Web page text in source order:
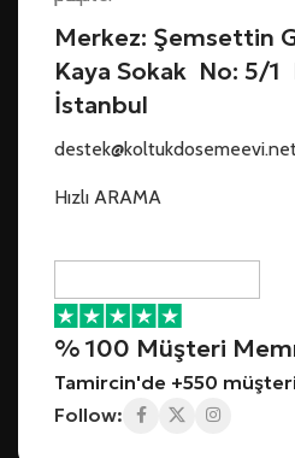
Merkez: Şemsettin
Kaya Sokak No: 5/1
İstanbul
Hızlı ARAMA
% 100 Müşteri
Tamircin'de +550
Follow: